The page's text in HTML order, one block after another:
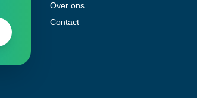
Over ons
Contact